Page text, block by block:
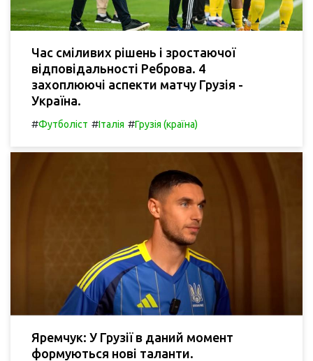
Час сміливих рішень і зростаючої
відповідальності Реброва. 4
захоплюючі аспекти матчу Грузія -
Україна.
#Футболіст #Італія #Грузія (країна)
Яремчук: У Грузії в даний момент
формуються нові таланти.